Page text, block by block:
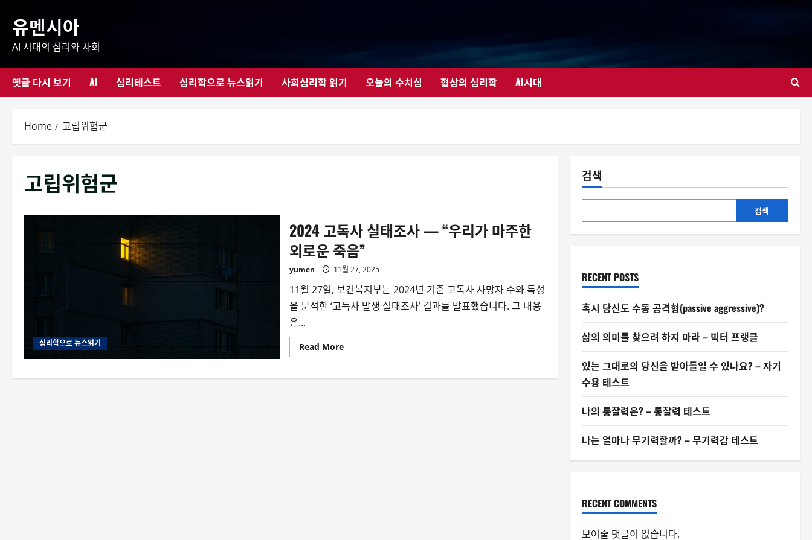
content
유멘시아
AI 시대의 심리와 사회
옛글 다시 보기 AI 심리테스트 심리학으로 뉴스읽기 사회심리학 읽기 오늘의 수치심 협상의 심리학 AI시대
Home 고립위험군
고립위험군
심리학으로 뉴스읽기
2024 고독사 실태조사 — “우리가 마주한
외로운 죽음”
yumen 11월 27, 2025
11월 27일, 보건복지부는 2024년 기준 고독사 사망자 수와 특성
을 분석한 ‘고독사 발생 실태조사’ 결과를 발표했습니다. 그 내용
은...
Read MoreRead
more
고
검색
검색
RECENT POSTS
혹시 당신도 수동 공격형(passive aggressive)?
삶의 의미를 찾으려 하지 마라 – 빅터 프랭클
있는 그대로의 당신을 받아들일 수 있나요? – 자기
수용 테스트
나의 통찰력은? – 통찰력 테스트
나는 얼마나 무기력할까? – 무기력감 테스트
RECENT COMMENTS
보여줄 댓글이 없습니다.